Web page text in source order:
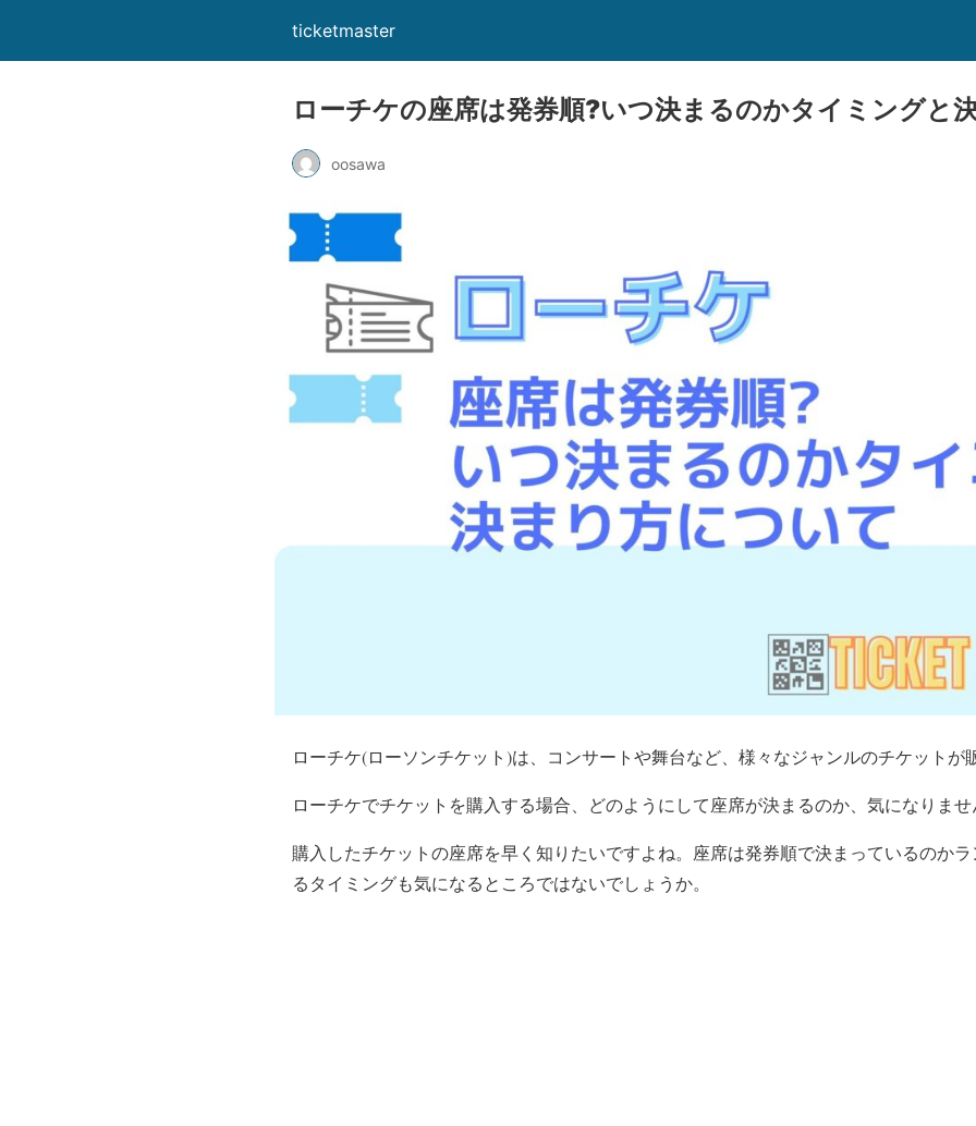
ticketmaster
ローチケの座席は発券順?いつ決まるのかタイミングと
oosawa
ローチケ(ローソンチケット)は、コンサートや舞台など、様々なジャンルのチケットが
ローチケでチケットを購入する場合、どのようにして座席が決まるのか、気になりませ
購入したチケットの座席を早く知りたいですよね。座席は発券順で決まっているのか
るタイミングも気になるところではないでしょうか。